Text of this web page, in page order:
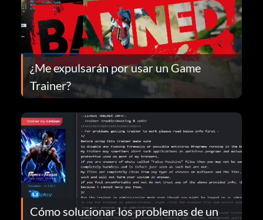
¿Me expulsarán por usar un Game
Trainer?
Cómo solucionar los problemas de un